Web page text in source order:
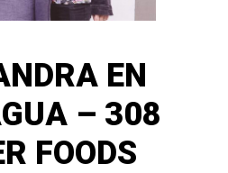
EN
– 308
FOODS